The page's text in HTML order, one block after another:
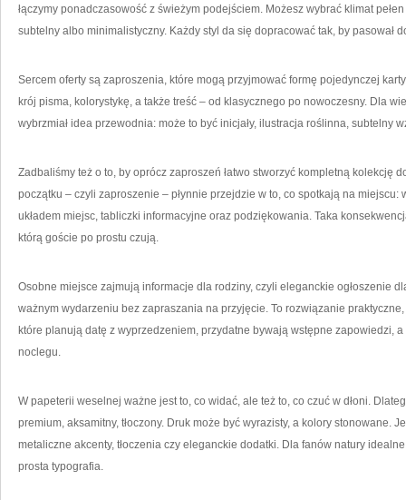
łączymy ponadczasowość z świeżym podejściem. Możesz wybrać klimat
subtelny albo minimalistyczny. Każdy styl da się dopracować tak, by pasował
Sercem oferty są zaproszenia, które mogą przyjmować formę pojedynczej
krój pisma, kolorystykę, a także treść – od klasycznego po nowoczesny. Dla
wybrzmiał idea przewodnia: może to być inicjały, ilustracja roślinna, subtelny
Zadbaliśmy też o to, by oprócz zaproszeń łatwo stworzyć kompletną kolekcję
początku – czyli zaproszenie – płynnie przejdzie w to, co spotkają na miejscu:
układem miejsc, tabliczki informacyjne oraz podziękowania. Taka
którą goście po prostu czują.
Osobne miejsce zajmują informacje dla rodziny, czyli eleganckie ogłoszenie
ważnym wydarzeniu bez zapraszania na przyjęcie. To rozwiązanie
które planują datę z wyprzedzeniem, przydatne bywają wstępne zapowiedzi,
noclegu.
W papeterii weselnej ważne jest to, co widać, ale też to, co czuć w dłoni.
premium, aksamitny, tłoczony. Druk może być wyrazisty, a kolory stonowane.
metaliczne akcenty, tłoczenia czy eleganckie dodatki. Dla fanów natury
prosta typografia.